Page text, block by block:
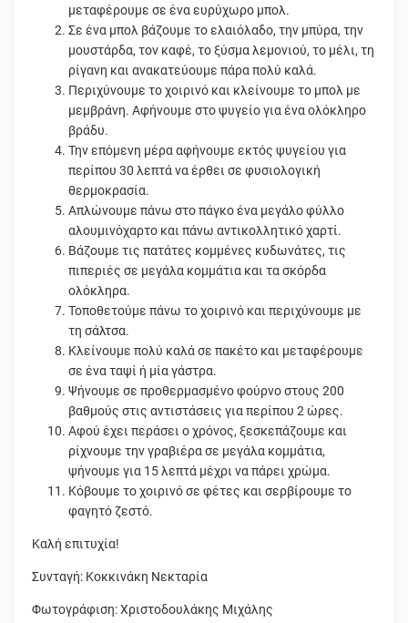
μεταφέρουμε σε ένα ευρύχωρο μπολ.
Σε ένα μπολ βάζουμε το ελαιόλαδο, την μπύρα, την
μουστάρδα, τον καφέ, το ξύσμα λεμονιού, το μέλι, τη
ρίγανη και ανακατεύουμε πάρα πολύ καλά.
Περιχύνουμε το χοιρινό και κλείνουμε το μπολ με
μεμβράνη. Αφήνουμε στο ψυγείο για ένα ολόκληρο
βράδυ.
Την επόμενη μέρα αφήνουμε εκτός ψυγείου για
περίπου 30 λεπτά να έρθει σε φυσιολογική
θερμοκρασία.
Απλώνουμε πάνω στο πάγκο ένα μεγάλο φύλλο
αλουμινόχαρτο και πάνω αντικολλητικό χαρτί.
Βάζουμε τις πατάτες κομμένες κυδωνάτες, τις
πιπεριές σε μεγάλα κομμάτια και τα σκόρδα
ολόκληρα.
Τοποθετούμε πάνω το χοιρινό και περιχύνουμε με
τη σάλτσα.
Κλείνουμε πολύ καλά σε πακέτο και μεταφέρουμε
σε ένα ταψί ή μία γάστρα.
Ψήνουμε σε προθερμασμένο φούρνο στους 200
βαθμούς στις αντιστάσεις για περίπου 2 ώρες.
Αφού έχει περάσει ο χρόνος, ξεσκεπάζουμε και
ρίχνουμε την γραβιέρα σε μεγάλα κομμάτια,
ψήνουμε για 15 λεπτά μέχρι να πάρει χρώμα.
Κόβουμε το χοιρινό σε φέτες και σερβίρουμε το
φαγητό ζεστό.
Καλή επιτυχία!
Συνταγή: Κοκκινάκη Νεκταρία
Φωτογράφιση: Χριστοδουλάκης Μιχάλης